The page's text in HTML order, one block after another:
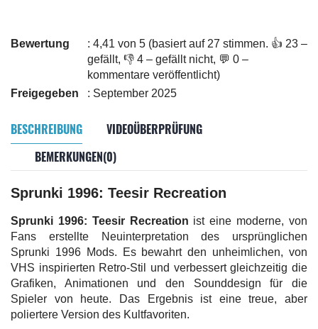
Bewertung
: 4,41 von 5 (basiert auf 27 stimmen. 👍 23 –
gefällt, 👎 4 – gefällt nicht, 💬 0 –
kommentare veröffentlicht)
Freigegeben
: September 2025
BESCHREIBUNG
VIDEOÜBERPRÜFUNG
BEMERKUNGEN(0)
Sprunki 1996: Teesir Recreation
Sprunki 1996: Teesir Recreation ist eine moderne, von
Fans erstellte Neuinterpretation des ursprünglichen
Sprunki 1996 Mods. Es bewahrt den unheimlichen, von
VHS inspirierten Retro-Stil und verbessert gleichzeitig die
Grafiken, Animationen und den Sounddesign für die
Spieler von heute. Das Ergebnis ist eine treue, aber
poliertere Version des Kultfavoriten.